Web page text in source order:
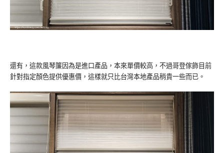
還有，這款風琴簾因為是進口產品，本來單價較高，不過哥登傢飾目前
針對指定顏色提供優惠價，這樣就只比台灣本地產品稍貴一些而已。